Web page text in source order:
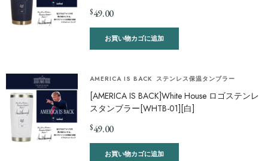
$49.00
お買い物カゴに追加
AMERICA IS BACK ステンレス保温タンブラー
[AMERICA IS BACK]White House ロゴステンレ
スタンブラー[WHTB-01][白]
$49.00
お買い物カゴに追加